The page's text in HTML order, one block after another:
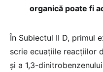
organică poate fi
În Subiectul II D, primul
scrie ecuațiile reacțiilor
și a 1,3-